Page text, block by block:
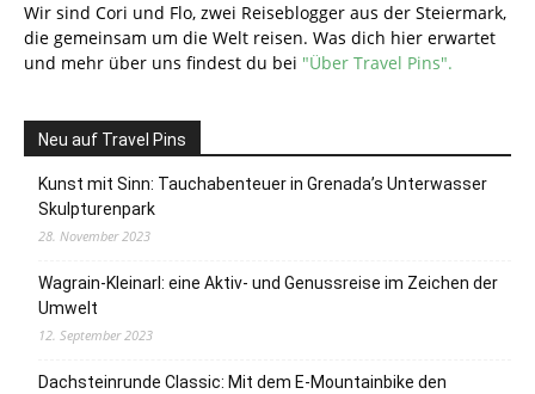
Wir sind Cori und Flo, zwei Reiseblogger aus der Steiermark,
die gemeinsam um die Welt reisen. Was dich hier erwartet
und mehr über uns findest du bei "Über Travel Pins".
Neu auf Travel Pins
Kunst mit Sinn: Tauchabenteuer in Grenada’s Unterwasser
Skulpturenpark
28. November 2023
Wagrain-Kleinarl: eine Aktiv- und Genussreise im Zeichen der
Umwelt
12. September 2023
Dachsteinrunde Classic: Mit dem E-Mountainbike den